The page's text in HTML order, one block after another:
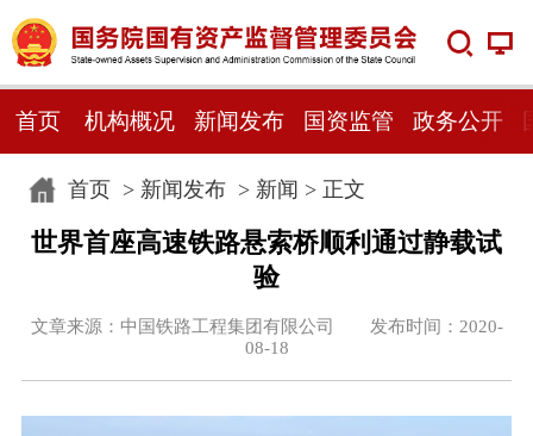
首页 机构概况 新闻发布 国资监管 政务公开
首页> 新闻发布> 新闻 > 正文
世界首座高速铁路悬索桥顺利通过静载试
验
文章来源：中国铁路工程集团有限公司 发布时间：2020-
08-18